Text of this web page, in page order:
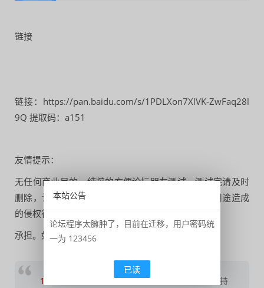
链接
链接：https://pan.baidu.com/s/1PDLXon7XlVK-ZwFaq28l
9Q 提取码：a151
友情提示：
无任何商业目的，纯粹的方便论坛朋友测试，测试完请及时
删除，请勿转载用作商业用途，任何转载用作商业用途造成
的侵权行为由转载者
承担。如有侵权联系删除。如有需要请支持正版。
1 如果您喜欢本站， 点击这儿
捐赠本站，感谢支持
本站公告
论坛程序太臃肿了，目前在迁移，用户密码统
一为 123456
已读